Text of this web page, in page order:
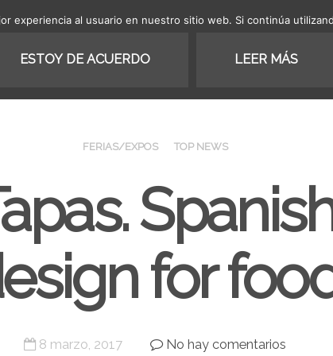
FERIAS/EXPOS TOP NEWS
for
8 marzo, 2017 No hay comentarios
experiencia al usuario en nuestro sitio web. Si continúa
ESTOY DE ACUERDO LEER MÁS